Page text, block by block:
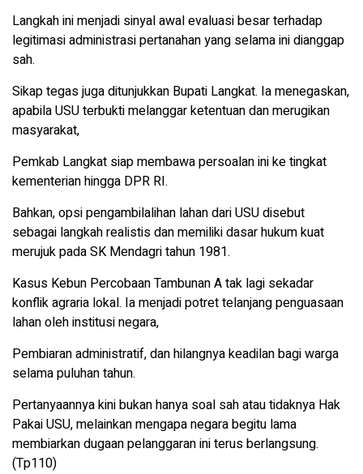
Langkah ini menjadi sinyal awal evaluasi besar terhadap
legitimasi administrasi pertanahan yang selama ini dianggap
sah.
Sikap tegas juga ditunjukkan Bupati Langkat. Ia menegaskan,
apabila USU terbukti melanggar ketentuan dan merugikan
masyarakat,
Pemkab Langkat siap membawa persoalan ini ke tingkat
kementerian hingga DPR RI.
Bahkan, opsi pengambilalihan lahan dari USU disebut
sebagai langkah realistis dan memiliki dasar hukum kuat
merujuk pada SK Mendagri tahun 1981.
Kasus Kebun Percobaan Tambunan A tak lagi sekadar
konflik agraria lokal. Ia menjadi potret telanjang penguasaan
lahan oleh institusi negara,
Pembiaran administratif, dan hilangnya keadilan bagi warga
selama puluhan tahun.
Pertanyaannya kini bukan hanya soal sah atau tidaknya Hak
Pakai USU, melainkan mengapa negara begitu lama
membiarkan dugaan pelanggaran ini terus berlangsung.
(Tp110)